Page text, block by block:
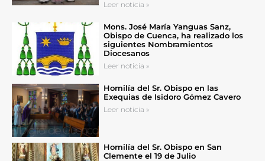
Leer noticia »
Mons. José María Yanguas Sanz,
Obispo de Cuenca, ha realizado los
siguientes Nombramientos
Diocesanos
Leer noticia »
Homilía del Sr. Obispo en las
Exequias de Isidoro Gómez Cavero
Leer noticia »
Homilía del Sr. Obispo en San
Clemente el 19 de Julio